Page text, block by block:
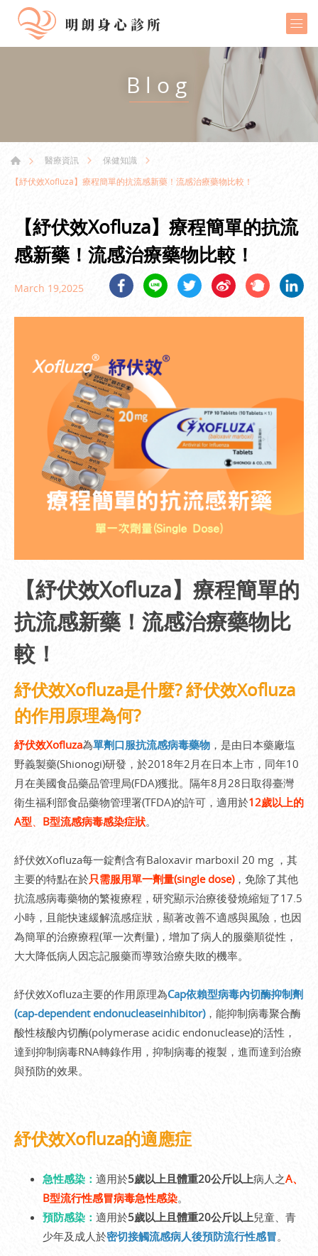
Blog
醫療資訊
保健知識
【紓伏效Xofluza】療程簡單的抗流感新藥！流感治療藥物比較！
【紓伏效Xofluza】療程簡單的抗流
感新藥！流感治療藥物比較！
March 19,2025
【紓伏效Xofluza】療程簡單的
抗流感新藥！流感治療藥物比
較！
紓伏效Xofluza是什麼? 紓伏效Xofluza
的作用原理為何?
紓伏效Xofluza為單劑口服抗流感病毒藥物 ，是由日本藥廠塩
野義製藥(Shionogi)研發，於2018年2月在日本上市，同年10
月在美國食品藥品管理局(FDA)獲批。隔年8月28日取得臺灣
衛生福利部食品藥物管理署(TFDA)的許可，適用於12歲以上的
A型
B型流感病毒感染症狀。
紓伏效Xofluza每一錠劑含有Baloxavir marboxil 20 mg ，其
主要的特點在於只需服用單一劑量(single dose)，免除了其他
抗流感病毒藥物的繁複療程，研究顯示治療後發燒縮短了17.5
小時，且能快速緩解流感症狀，顯著改善不適感與風險，也因
為簡單的治療療程(單一次劑量)，增加了病人的服藥順從性，
大大降低病人因忘記服藥而導致治療失敗的機率。
紓伏效Xofluza主要的作用原理為Cap依賴型病毒內切酶抑制劑
(cap-dependent endonucleaseinhibitor)，能抑制病毒聚合酶
酸性核酸內切酶(polymerase acidic endonuclease)的活性，
達到抑制病毒RNA轉錄作用，抑制病毒的複製，進而達到治療
與預防的效果。
紓伏效Xofluza的適應症
急性感染： 適用於5歲以上且體重20公斤以上病人之A、
B型流行性感冒病毒急性感染。
預防感染： 適用於5歲以上且體重20公斤以上兒童、青
少年及成人於密切接觸流感病人後預防流行性感冒。